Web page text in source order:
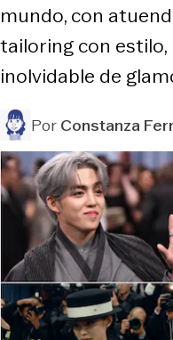
mundo, con
tailoring con
inolvidable de
PorConstanza